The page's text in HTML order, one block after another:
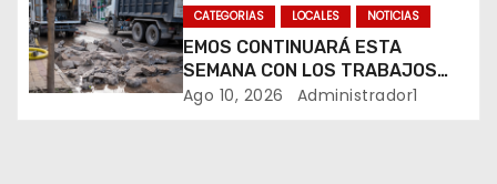
r
a
CATEGORIAS LOCALES NOTICIAS
EMOS CONTINUARÁ ESTA
SEMANA CON LOS TRABAJOS
SOBRE CALLE ALVEAR
Ago 10, 2026 Administrador1